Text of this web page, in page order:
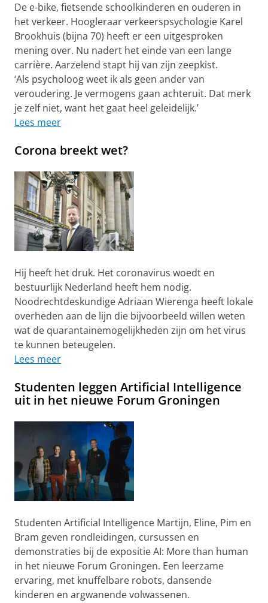
De e-bike, fietsende schoolkinderen en ouderen in
het verkeer. Hoogleraar verkeerspsychologie Karel
Brookhuis (bijna 70) heeft er een uitgesproken
mening over. Nu nadert het einde van een lange
carrière. Aarzelend stapt hij van zijn zeepkist.
‘Als psycholoog weet ik als geen ander van
veroudering. Je vermogens gaan achteruit. Dat merk
je zelf niet, want het gaat heel geleidelijk.’
Lees meer
Corona breekt wet?
Hij heeft het druk. Het coronavirus woedt en
bestuurlijk Nederland heeft hem nodig.
Noodrechtdeskundige Adriaan Wierenga heeft lokale
overheden aan de lijn die bijvoorbeeld willen weten
wat de quarantainemogelijkheden zijn om het virus
te kunnen beteugelen.
Lees meer
Studenten leggen Artificial Intelligence
uit in het nieuwe Forum Groningen
Studenten Artificial Intelligence Martijn, Eline, Pim en
Bram geven rondleidingen, cursussen en
demonstraties bij de expositie AI: More than human
in het nieuwe Forum Groningen. Een leerzame
ervaring, met knuffelbare robots, dansende
kinderen en argwanende volwassenen.